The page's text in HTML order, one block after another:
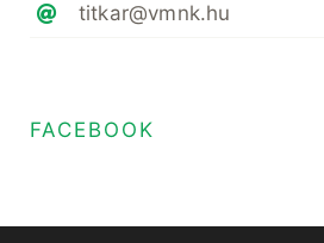
titkar@vmnk.hu
FACEBOOK